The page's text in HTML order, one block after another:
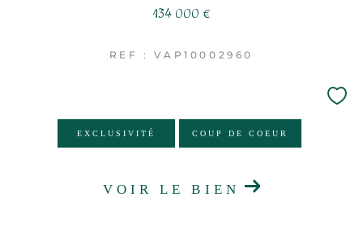
134 000 €
REF : VAP10002960
EXCLUSIVITÉ COUP DE COEUR
VOIR LE BIEN